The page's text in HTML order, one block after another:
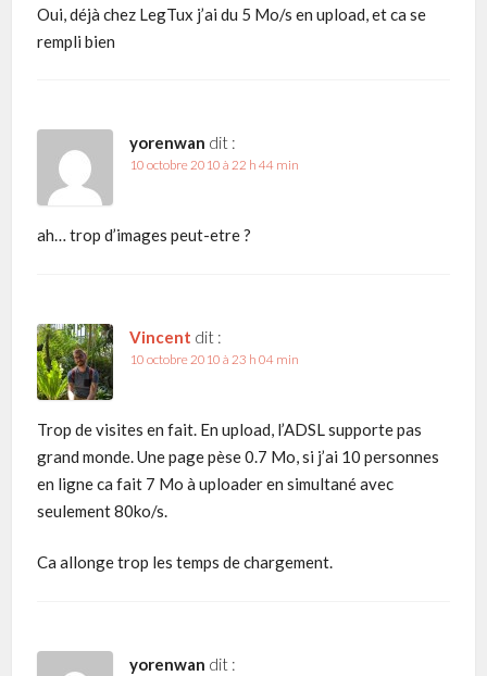
Oui, déjà chez LegTux j’ai du 5 Mo/s en upload, et ca se
rempli bien
yorenwan dit :
10 octobre 2010 à 22 h 44 min
ah… trop d’images peut-etre ?
Vincent dit :
10 octobre 2010 à 23 h 04 min
Trop de visites en fait. En upload, l’ADSL supporte pas
grand monde. Une page pèse 0.7 Mo, si j’ai 10 personnes
en ligne ca fait 7 Mo à uploader en simultané avec
seulement 80ko/s.
Ca allonge trop les temps de chargement.
yorenwan dit :